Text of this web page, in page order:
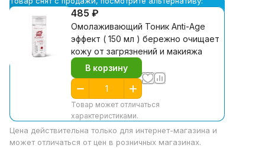
485 ₽
Омолаживающий Тоник Anti-Age
эффект ( 150 мл ) бережно очищает
кожу от загрязнений и макияжа
В корзину
Товар может отличаться
характеристиками.
Цена действительна только для интернет-магазина и
может отличаться от цен в розничных магазинах.